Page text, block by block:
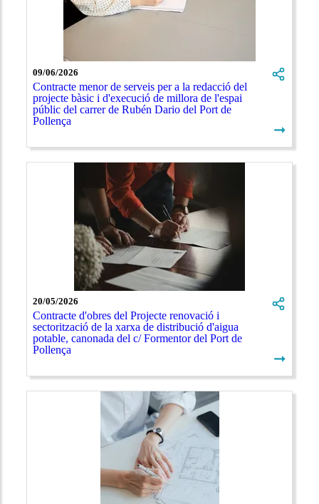
09/06/2026
Contracte menor de serveis per a la redacció del
projecte bàsic i d'execució de millora de l'espai
públic del carrer de Rubén Dario del Port de
Pollença
➞
20/05/2026
Contracte d'obres del Projecte renovació i
sectorització de la xarxa de distribució d'aigua
potable, canonada del c/ Formentor del Port de
Pollença
➞